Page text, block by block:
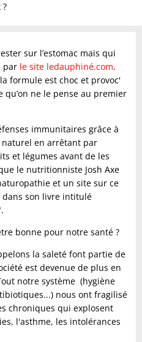
sur l’estomac mais qui
par le site ledauphiné.com.
formule est choc et provoc'
ne le pense au premier
immunitaires grâce à
en arrêtant par
et légumes avant de les
le nutritionniste Josh Axe
et un site sur ce
son livre intitulé
bonne pour notre santé ?
la saleté font partie de
est devenue de plus en
notre système (hygiène
nous ont fragilisé
chroniques qui explosent
l'asthme, les intolérances